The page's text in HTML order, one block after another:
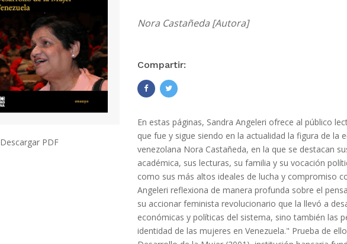
Descargar PDF
Nora Castañeda [Autora]
Compartir:
En estas páginas, Sandra Angeleri ofrece al público
que fue y sigue siendo en la actualidad la figura de la
venezolana Nora Castañeda, en la que se destacan
académica, sus lecturas, su familia y su vocación
como sus más altos ideales de lucha y compromiso
Angeleri reflexiona de manera profunda sobre el
su accionar feminista revolucionario que la llevó a
económicas y políticas del sistema, sino también las
identidad de las mujeres en Venezuela." Prueba de